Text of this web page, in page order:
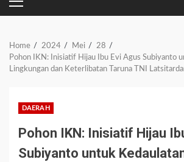
PRIMARY
MENU
Home 2024 Mei
28
Pohon IKN: Inisiatif Hijau Ibu Evi Agus Subiyanto
Lingkungan dan Keterlibatan Taruna TNI
DAERAH
Pohon IKN: Inisiatif Hijau
Subiyanto untuk